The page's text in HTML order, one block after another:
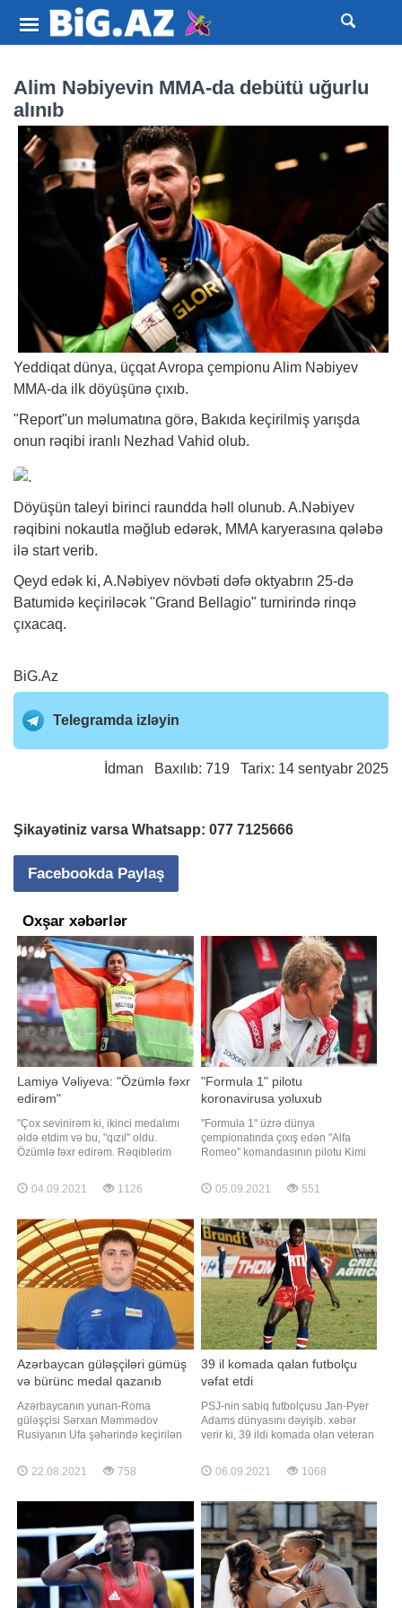
Alim Nəbiyevin MMA-da debütü uğurlu
alınıb
Yeddiqat dünya, üçqat Avropa çempionu Alim Nəbiyev
MMA-da ilk döyüşünə çıxıb.
"Report"un məlumatına görə, Bakıda keçirilmiş yarışda
onun rəqibi iranlı Nezhad Vahid olub.
Döyüşün taleyi birinci raundda həll olunub. A.Nəbiyev
rəqibini nokautla məğlub edərək, MMA karyerasına qələbə
ilə start verib.
Qeyd edək ki, A.Nəbiyev növbəti dəfə oktyabrın 25-də
Batumidə keçiriləcək "Grand Bellagio" turnirində rinqə
çıxacaq.
BiG.Az
Telegramda izləyin
İdman Baxılıb: 719 Tarix: 14 sentyabr 2025
Şikayətiniz varsa Whatsapp: 077 7125666
Facebookda Paylaş
Oxşar xəbərlər
Lamiyə Vəliyeva: "Özümlə fəxr
edirəm"
"Çox sevinirəm ki, ikinci medalımı
əldə etdim və bu, "qızıl" oldu.
Özümlə fəxr edirəm. Rəqiblərim
"Report"un məlumatına görə, bu
fikirləri Tokio-2020 Yay Paralimpiya
Azərbaycan para-atleti Lamiyə
Vəliyeva deyib
04.09.2021 1126
"Formula 1" pilotu
koronavirusa yoluxub
"Formula 1" üzrə dünya
çempionatında çıxış edən "Alfa
Romeo" komandasının pilotu Kimi
"Report" yarışın rəsmi saytına
istinadən xəbər verir ki, 41 yaşlı
Qran-prisində iştirak etməyəcək.
Onu Robert Kubitsa əvəzləyəcək
05.09.2021 551
Azərbaycan güləşçiləri gümüş
və bürünc medal qazanıb
Azərbaycanın yunan-Roma
güləşçisi Sərxan Məmmədov
Rusiyanın Ufa şəhərində keçirilən
final görüşünə çıxıb. 130 kq çəki
dərəcəsində mübarizə aparan
ilə məğlub olan Məmmədov gümüş
medalla kifayətlənib. 5
22.08.2021 758
39 il komada qalan futbolçu
vəfat etdi
PSJ-nin sabiq futbolçusu Jan-Pyer
Adams dünyasını dəyişib. xəbər
verir ki, 39 ildi komada olan veteran
Adams 1972 - 1976-cı illərdə Paris
təmsilçisinin formasını geyinib.
dizindən zədə alan futbolçu
əməliyyat zamanı həkimlərin səhvi
üzündə
06.09.2021 1068